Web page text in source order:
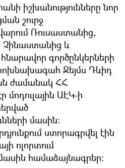
իշխանությունները նոր
շուրջ
Ռուսաստանից,
Չինաստանից և
գործընկերների
Ջեյմս Դևիդ
ժամանակ ՀՀ
մոդուլային ԱԷԿ-ի
մասին։
ստորագրվել էին
ոլորտում
համաձայնագրեր։